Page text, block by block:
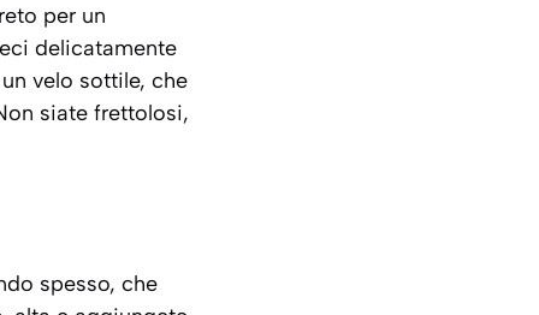
per un
delicatamente
velo sottile, che
siate frettolosi,
spesso, che